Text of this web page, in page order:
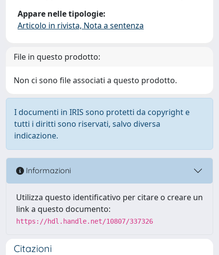
Appare nelle tipologie:
Articolo in rivista, Nota a sentenza
File in questo prodotto:
Non ci sono file associati a questo prodotto.
I documenti in IRIS sono protetti da copyright e
tutti i diritti sono riservati, salvo diversa
indicazione.
Informazioni
Utilizza questo identificativo per citare o creare un
link a questo documento:
https://hdl.handle.net/10807/337326
Citazioni